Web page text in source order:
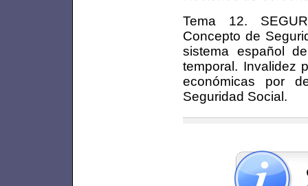
Tema 12.
Concepto de
sistema español
temporal. Invalidez
económicas por
Seguridad Social.